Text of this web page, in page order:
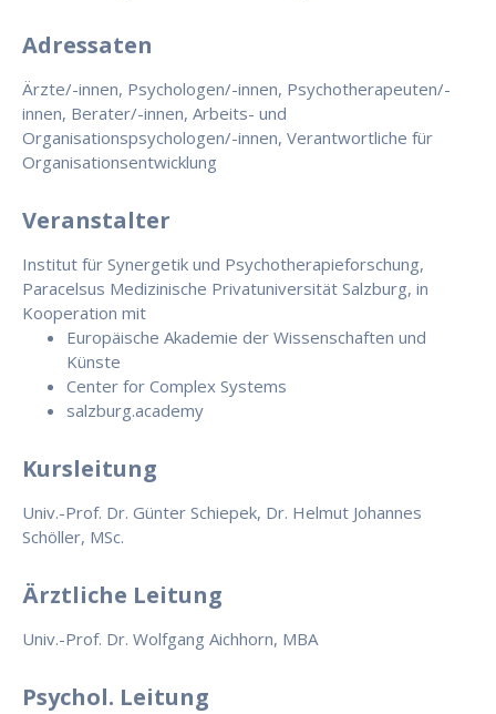
Adressaten
Ärzte/-innen, Psychologen/-innen, Psychotherapeuten/-
innen, Berater/-innen, Arbeits- und
Organisationspsychologen/-innen, Verantwortliche für
Organisationsentwicklung
Veranstalter
Institut für Synergetik und Psychotherapieforschung,
Paracelsus Medizinische Privatuniversität Salzburg, in
Kooperation mit
Europäische Akademie der Wissenschaften und
Künste
Center for Complex Systems
salzburg.academy
Kursleitung
Univ.-Prof. Dr. Günter Schiepek, Dr. Helmut Johannes
Schöller, MSc.
Ärztliche Leitung
Univ.-Prof. Dr. Wolfgang Aichhorn, MBA
Psychol. Leitung